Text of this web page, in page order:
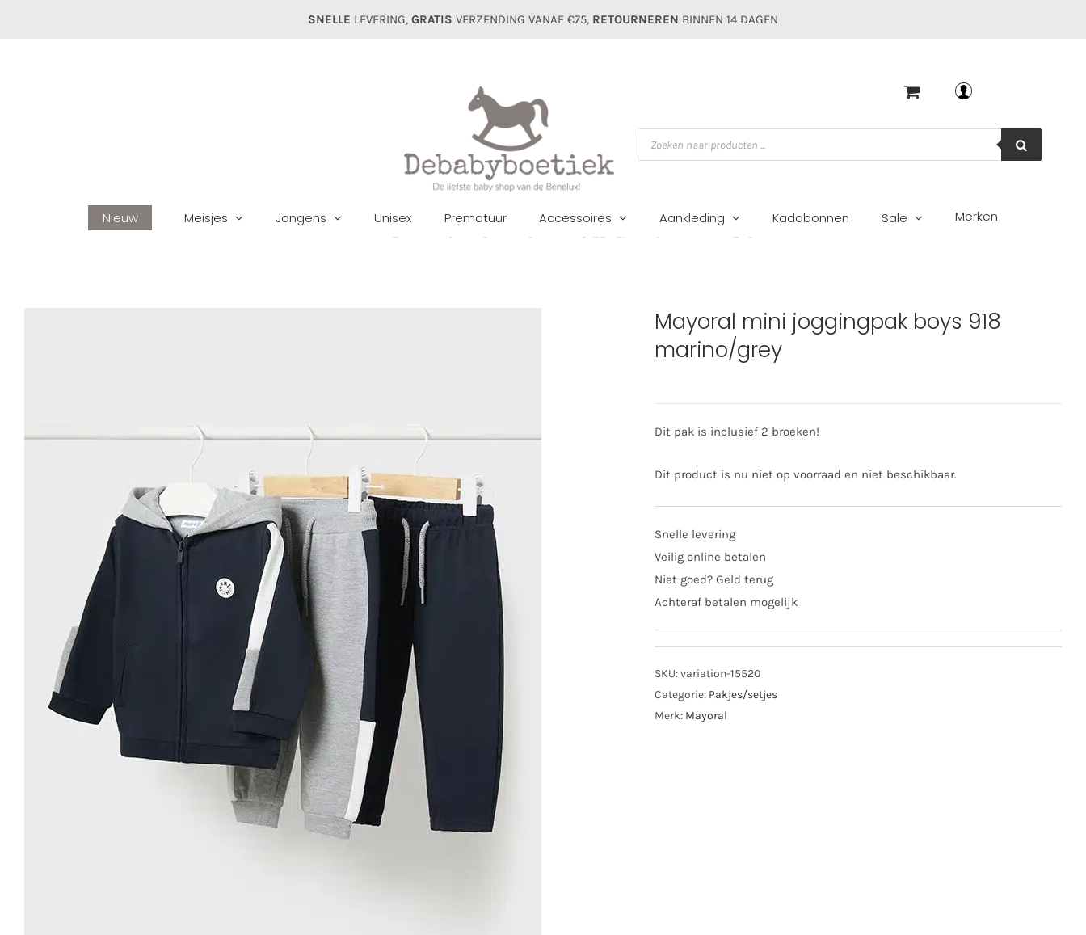
SNELLE LEVERING, GRATIS VERZENDING VANAF €75, RETOURNEREN BINNEN 14 DAGEN
Producten
zoeken
Nieuw Meisjes Jongens Unisex Prematuur Accessoires Aankleding Kadobonnen Sale Merken
Mayoral mini joggingpak boys 918
marino/grey
Dit pak is inclusief 2 broeken!
Dit product is nu niet op voorraad en niet beschikbaar.
Snelle levering
Veilig online betalen
Niet goed? Geld terug
Achteraf betalen mogelijk
SKU:variation-15520
Categorie: Pakjes/setjes
Merk: Mayoral